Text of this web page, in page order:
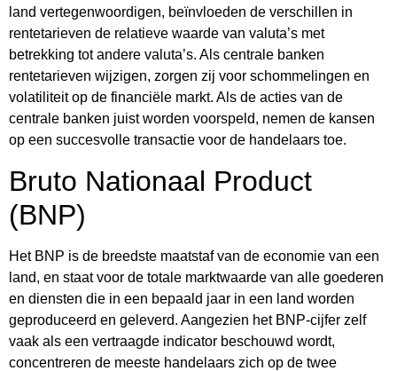
land vertegenwoordigen, beïnvloeden de verschillen in
rentetarieven de relatieve waarde van valuta’s met
betrekking tot andere valuta’s. Als centrale banken
rentetarieven wijzigen, zorgen zij voor schommelingen en
volatiliteit op de financiële markt. Als de acties van de
centrale banken juist worden voorspeld, nemen de kansen
op een succesvolle transactie voor de handelaars toe.
Bruto Nationaal Product
(BNP)
Het BNP is de breedste maatstaf van de economie van een
land, en staat voor de totale marktwaarde van alle goederen
en diensten die in een bepaald jaar in een land worden
geproduceerd en geleverd. Aangezien het BNP-cijfer zelf
vaak als een vertraagde indicator beschouwd wordt,
concentreren de meeste handelaars zich op de twee